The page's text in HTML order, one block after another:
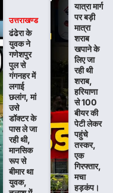
उत्तराखण्ड
ढंढेरा के
युवक ने
गणेशपुर
पुल से
गंगनहर में
लगाई
छलांग, मां
उसे
डॉक्टर के
पास ले जा
रही थी,
मानसिक
रूप से
बीमार था
युवक,
यात्रा मार्ग
पर बड़ी
मात्रा
शराब
खपाने के
लिए जा
रही थी
शराब,
हरियाणा
से 100
बीयर की
पेटी लेकर
पहुंचे
तस्कर,
एक
गिरफ्तार,
मचा
हड़कंप।